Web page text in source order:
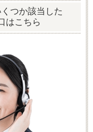
つか該当した
はこちら